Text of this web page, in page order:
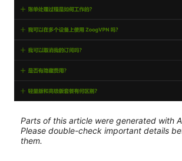
Parts of this article were generated with
Please double-check important details
them.